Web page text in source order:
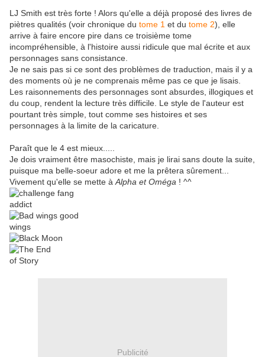
LJ Smith est très forte ! Alors qu'elle a déjà proposé des livres de
piètres qualités (voir chronique du tome 1 et du tome 2), elle
arrive à faire encore pire dans ce troisième tome
incompréhensible, à l'histoire aussi ridicule que mal écrite et aux
personnages sans consistance.
Je ne sais pas si ce sont des problèmes de traduction, mais il y a
des moments où je ne comprenais même pas ce que je lisais.
Les raisonnements des personnages sont absurdes, illogiques et
du coup, rendent la lecture très difficile. Le style de l'auteur est
pourtant très simple, tout comme ses histoires et ses
personnages à la limite de la caricature.
Paraît que le 4 est mieux.....
Je dois vraiment être masochiste, mais je lirai sans doute la suite,
puisque ma belle-soeur adore et me la prêtera sûrement...
Vivement qu'elle se mette à Alpha et Oméga ! ^^
Publicité